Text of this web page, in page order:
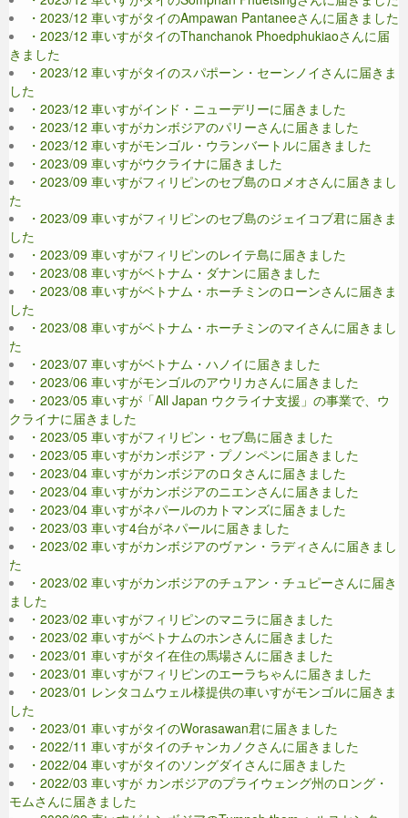
・2023/12 車いすがタイのAmpawan Pantaneeさんに届きました
・2023/12 車いすがタイのThanchanok Phoedphukiaoさんに届
きました
・2023/12 車いすがタイのスパポーン・セーンノイさんに届きま
した
・2023/12 車いすがインド・ニューデリーに届きました
・2023/12 車いすがカンボジアのパリーさんに届きました
・2023/12 車いすがモンゴル・ウランバートルに届きました
・2023/09 車いすがウクライナに届きました
・2023/09 車いすがフィリピンのセブ島のロメオさんに届きまし
た
・2023/09 車いすがフィリピンのセブ島のジェイコブ君に届きま
した
・2023/09 車いすがフィリピンのレイテ島に届きました
・2023/08 車いすがベトナム・ダナンに届きました
・2023/08 車いすがベトナム・ホーチミンのローンさんに届きま
した
・2023/08 車いすがベトナム・ホーチミンのマイさんに届きまし
た
・2023/07 車いすがベトナム・ハノイに届きました
・2023/06 車いすがモンゴルのアウリカさんに届きました
・2023/05 車いすが「All Japan ウクライナ支援」の事業で、ウ
クライナに届きました
・2023/05 車いすがフィリピン・セブ島に届きました
・2023/05 車いすがカンボジア・プノンペンに届きました
・2023/04 車いすがカンボジアのロタさんに届きました
・2023/04 車いすがカンボジアのニエンさんに届きました
・2023/04 車いすがネパールのカトマンズに届きました
・2023/03 車いす4台がネパールに届きました
・2023/02 車いすがカンボジアのヴァン・ラディさんに届きまし
た
・2023/02 車いすがカンボジアのチュアン・チュピーさんに届き
ました
・2023/02 車いすがフィリピンのマニラに届きました
・2023/02 車いすがベトナムのホンさんに届きました
・2023/01 車いすがタイ在住の馬場さんに届きました
・2023/01 車いすがフィリピンのエーラちゃんに届きました
・2023/01 レンタコムウェル様提供の車いすがモンゴルに届きま
した
・2023/01 車いすがタイのWorasawan君に届きました
・2022/11 車いすがタイのチャンカノクさんに届きました
・2022/04 車いすがタイのソングダイさんに届きました
・2022/03 車いすが カンボジアのプライウェング州のロング・
モムさんに届きました